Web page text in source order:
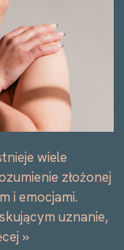
wiele
złożonej
i emocjami.
uznanie,
»